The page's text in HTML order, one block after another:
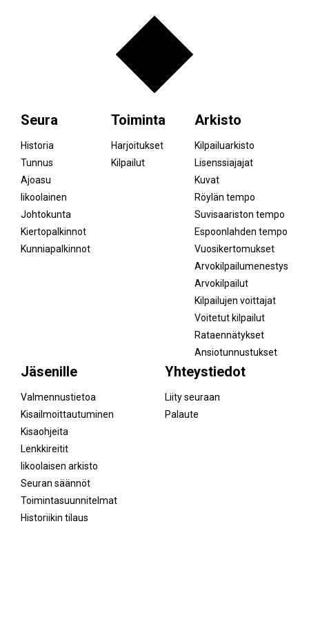
Seura
Historia
Tunnus
Ajoasu
Iikoolainen
Johtokunta
Kiertopalkinnot
Kunniapalkinnot
Toiminta
Harjoitukset
Kilpailut
Arkisto
Kilpailuarkisto
Lisenssiajajat
Kuvat
Röylän tempo
Suvisaariston tempo
Espoonlahden tempo
Vuosikertomukset
Arvokilpailumenestys
Arvokilpailut
Kilpailujen voittajat
Voitetut kilpailut
Rataennätykset
Ansiotunnustukset
Jäsenille
Valmennustietoa
Kisailmoittautuminen
Kisaohjeita
Lenkkireitit
Iikoolaisen arkisto
Seuran säännöt
Toimintasuunnitelmat
Historiikin tilaus
Yhteystiedot
Liity seuraan
Palaute